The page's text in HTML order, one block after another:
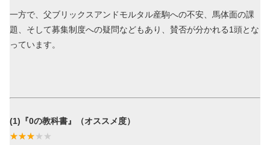
一方で、父ブリックスアンドモルタル産駒への不安、馬体面の課
題、そして募集制度への疑問などもあり、賛否が分かれる1頭とな
っています。
(1)『0の教科書』（オススメ度）